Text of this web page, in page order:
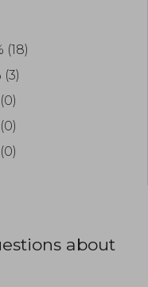
(18)
(3)
about